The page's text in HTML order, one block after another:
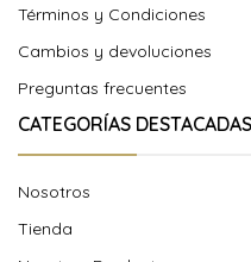
Términos y Condiciones
Cambios y devoluciones
Preguntas frecuentes
CATEGORÍAS DESTACADAS
Nosotros
Tienda